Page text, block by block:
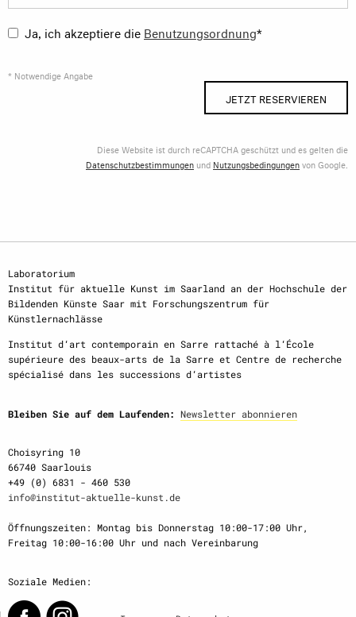
Ja, ich akzeptiere die Benutzungsordnung*
* Notwendige Angabe
JETZT RESERVIEREN
Diese Website ist durch reCAPTCHA geschützt und es gelten die
Datenschutzbestimmungen und Nutzungsbedingungenvon Google.
Laboratorium
Institut für aktuelle Kunst im Saarland an der Hochschule der
Bildenden Künste Saar mit Forschungszentrum für
Künstlernachlässe
Institut d‘art contemporain en Sarre rattaché à l‘École
supérieure des beaux-arts de la Sarre et Centre de recherche
spécialisé dans les successions d‘artistes
Bleiben Sie auf dem Laufenden: Newsletter abonnieren
Choisyring 10
66740 Saarlouis
+49 (0) 6831 - 460 530
info@institut-aktuelle-kunst.de
Öffnungszeiten: Montag bis Donnerstag 10:00-17:00 Uhr,
Freitag 10:00-16:00 Uhr und nach Vereinbarung
Soziale Medien: